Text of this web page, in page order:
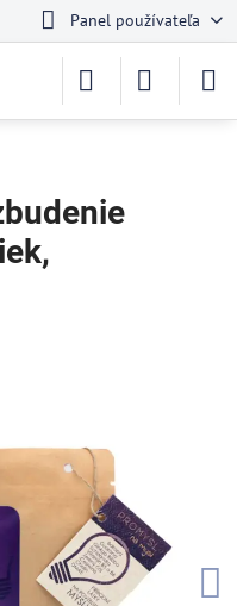
Panel používateľa